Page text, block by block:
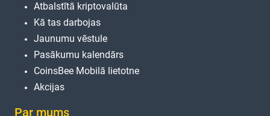
Atbalstītā kriptovalūta
Kā tas darbojas
Jaunumu vēstule
Pasākumu kalendārs
CoinsBee Mobilā lietotne
Akcijas
Par mums